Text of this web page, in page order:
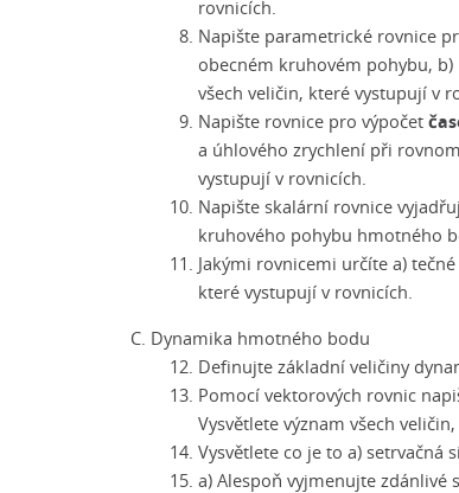
rovnicích.
Napište parametrické rovnice
obecném kruhovém pohybu,
všech veličin, které vystupují v
Napište rovnice pro výpočet
a úhlového zrychlení při
vystupují v rovnicích.
Napište skalární rovnice
kruhového pohybu hmotného
Jakými rovnicemi určíte a)
které vystupují v rovnicích.
Dynamika hmotného bodu
Definujte základní veličiny
Pomocí vektorových rovnic
Vysvětlete význam všech
Vysvětlete co je to a) setrvačná
a) Alespoň vyjmenujte zdánlivé